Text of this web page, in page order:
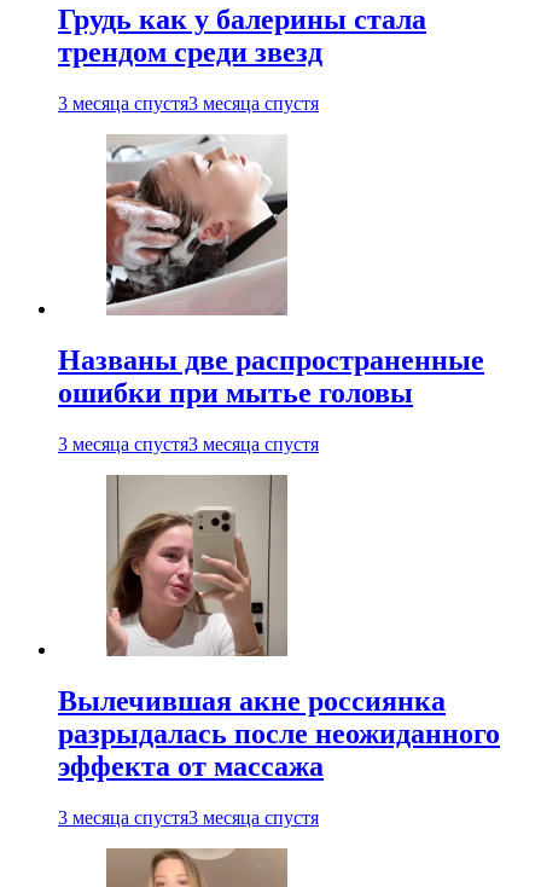
Грудь как у балерины стала
трендом среди звезд
3 месяца спустя3 месяца спустя
Названы две распространенные
ошибки при мытье головы
3 месяца спустя3 месяца спустя
Вылечившая акне россиянка
разрыдалась после неожиданного
эффекта от массажа
3 месяца спустя3 месяца спустя